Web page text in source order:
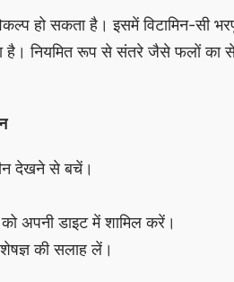
हो सकता है। इसमें विटामिन-सी
है। नियमित रूप से संतरे जैसे फलों का
देखने से बचें।
अपनी डाइट में शामिल करें।
की सलाह लें।